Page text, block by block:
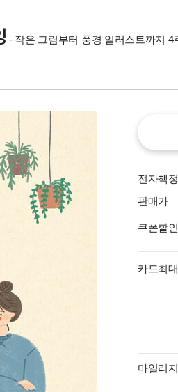
- 작은 그림부터 풍경 일러스트까지 4
전자책
판매가
쿠폰할
카드최
마일리지